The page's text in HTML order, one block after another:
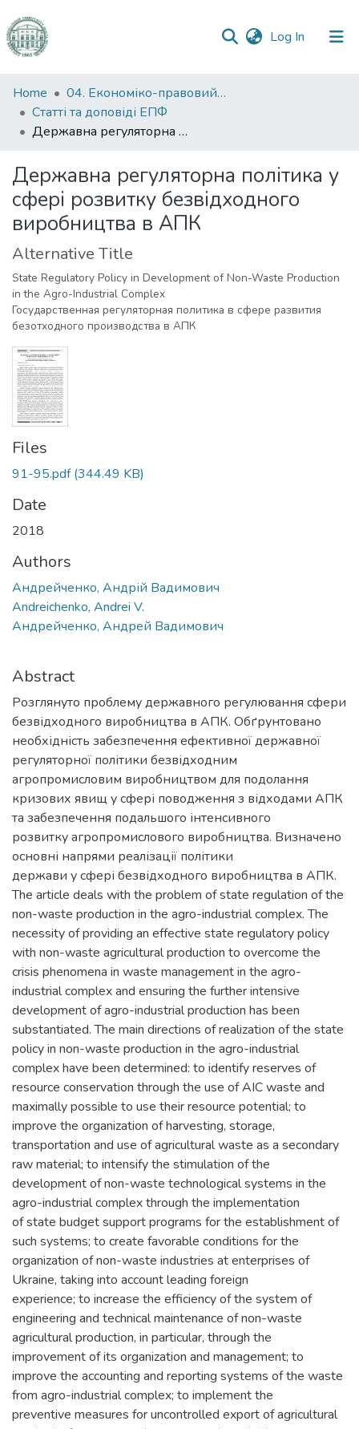
Log In (current)
Communities
&
Collections
Statistics
Home
04. Економіко-правовий факультет
Статті та доповіді ЕПФ
Державна регуляторна політика у сфері розвитку безвідходного виробництва в АПК
Державна регуляторна політика у
сфері розвитку безвідходного
виробництва в АПК
Alternative Title
State Regulatory Policy in Development of Non-Waste Production
in the Agro-Industrial Complex
Государственная регуляторная политика в сфере развития
безотходного производства в АПК
Files
91-95.pdf(344.49 KB)
Date
2018
Authors
Андрейченко, Андрій Вадимович
Andreichenko, Andrei V.
Андрейченко, Андрей Вадимович
Abstract
Розглянуто проблему державного регулювання сфери
безвідходного виробництва в АПК. Обґрунтовано
необхідність забезпечення ефективної державної
регуляторної політики безвідходним
агропромисловим виробництвом для подолання
кризових явищ у сфері поводження з відходами АПК
та забезпечення подальшого інтенсивного
розвитку агропромислового виробництва. Визначено
основні напрями реалізації політики
держави у сфері безвідходного виробництва в АПК.
The article deals with the problem of state regulation of the
non-waste production in the agro-industrial complex. The
necessity of providing an effective state regulatory policy
with non-waste agricultural production to overcome the
crisis phenomena in waste management in the agro-
industrial complex and ensuring the further intensive
development of agro-industrial production has been
substantiated. The main directions of realization of the state
policy in non-waste production in the agro-industrial
complex have been determined: to identify reserves of
resource conservation through the use of AIC waste and
maximally possible to use their resource potential; to
improve the organization of harvesting, storage,
transportation and use of agricultural waste as a secondary
raw material; to intensify the stimulation of the
development of non-waste technological systems in the
agro-industrial complex through the implementation
of state budget support programs for the establishment of
such systems; to create favorable conditions for the
organization of non-waste industries at enterprises of
Ukraine, taking into account leading foreign
experience; to increase the efficiency of the system of
engineering and technical maintenance of non-waste
agricultural production, in particular, through the
improvement of its organization and management; to
improve the accounting and reporting systems of the waste
from agro-industrial complex; to implement the
preventive measures for uncontrolled export of agricultural